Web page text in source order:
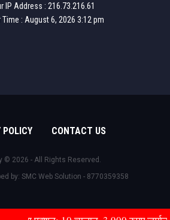
IP Address : 216.73.216.61
Time : August 6, 2026 3:12 pm
POLICY CONTACT US
© 2026 - All Rights Reserved.
by: SMC Web Solution - 8770359358